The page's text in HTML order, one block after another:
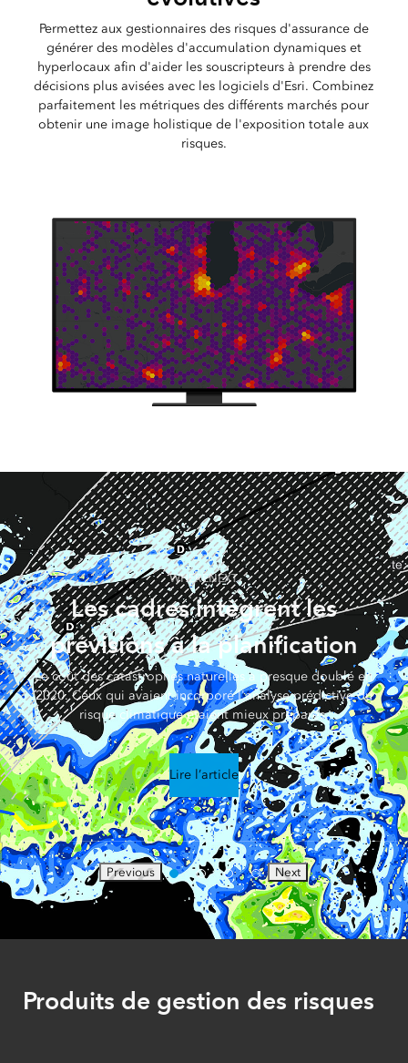
Permettez aux gestionnaires des risques d'assurance de
générer des modèles d'accumulation dynamiques et
hyperlocaux afin d'aider les souscripteurs à prendre des
décisions plus avisées avec les logiciels d'Esri. Combinez
parfaitement les métriques des différents marchés pour
obtenir une image holistique de l'exposition totale aux
risques.
WHERENEXT
Les cadres intègrent les
prévisions à la planification
Le coût des catastrophes naturelles a presque doublé en
2020. Ceux qui avaient incorporé l'analyse prédictive du
risque climatique étaient mieux préparés.
Lire l’article
Previous Next
Produits de gestion des risques